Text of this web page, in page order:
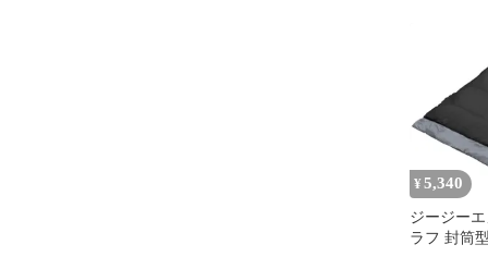
¥ 5,340
ジージー
ラフ 封筒